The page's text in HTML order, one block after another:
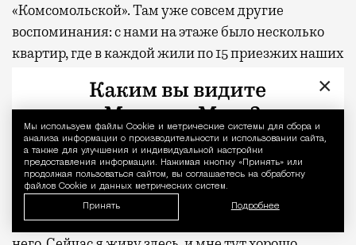
Уведомление
Мы используем файлы Сookie и метрические системы для сбора и
анализа информации о производительности и использовании сайта,
а также для улучшения и индивидуальной настройки
предоставления информации. Нажимая кнопку «Принять» или
продолжая пользоваться сайтом, вы соглашаетесь на обработку
файлов Cookie и данных метрических систем.
Принять Подробнее
«Комсомольской». Там уже совсем другие
воспоминания: с нами на этаже было несколько
квартир, где в каждой жили по 15 приезжих наших
придавало колорита. А еще же мечеть рядом — все
Мои любимые районы…
Вся моя жизнь и воспоминания были связаны с
Камергерским переулком и со всем, что вокруг
×